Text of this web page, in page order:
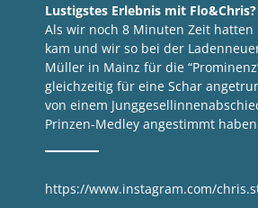
Lustigstes Erlebnis mit Flo&Chris?
Als wir noch 8 Minuten Zeit hatten
kam und wir so bei der
Müller in Mainz für die
gleichzeitig für eine Schar
von einem
Prinzen-Medley angestimmt
https://www.instagram.com/